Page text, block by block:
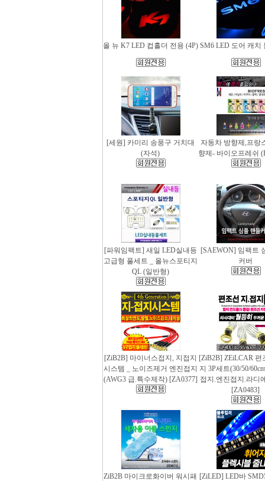
올 뉴 K7 LED 컵홀더 전용 (4P) SM6 LED 도어 캐치
[세원] 카미리 송풍구 거치대
(자석)
자동차 방향제,프랑
향제- 바이오프레쉬
[파워임팩트] 새일 LED실내등
고급형 풀세트 _ 올뉴스포티지
QL (일반형)
[SAEWON] 임팩트
커버
[ZiB2B] 마이너스접지, 지접지
시스템 _ 노이즈제거 엔진접지
(AWG3 급.특수제작) [ZA0377]
[ZiB2B] ZEiLCAR 편
지 3P세트(30/50/
접지.엔진접지.라디
[ZA0483]
ZiB2B 마이크로화이버 워시패 [ZiLED] LED바